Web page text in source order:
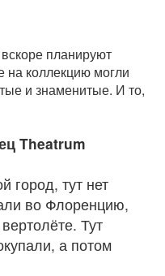
планируют
на коллекцию могли
и знаменитые. И то,
Theatrum
город, тут нет
во Флоренцию,
Тут
а потом